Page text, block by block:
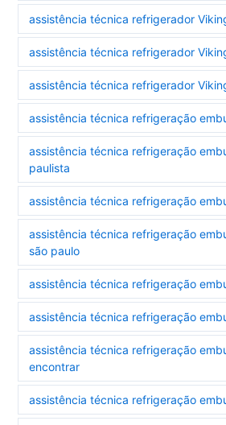
assistência técnica refrigerador
assistência técnica refrigerador
assistência técnica refrigerador
assistência técnica refrigeração
assistência técnica refrigeração
paulista
assistência técnica refrigeração
assistência técnica refrigeração
são paulo
assistência técnica refrigeração
assistência técnica refrigeração
assistência técnica refrigeração
encontrar
assistência técnica refrigeração